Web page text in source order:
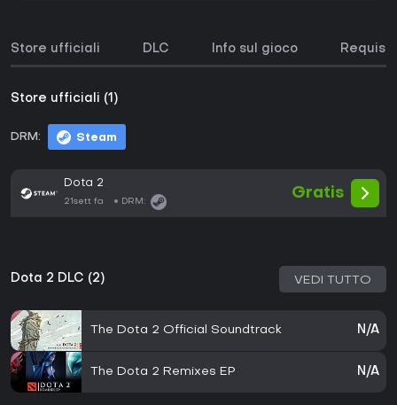
Store ufficiali DLC Info sul gioco
Store ufficiali (1)
DRM: Steam
Dota 2
21sett fa DRM:
Gratis
Dota 2 DLC (2) VEDI TUTTO
The Dota 2 Official Soundtrack N/A
The Dota 2 Remixes EP N/A